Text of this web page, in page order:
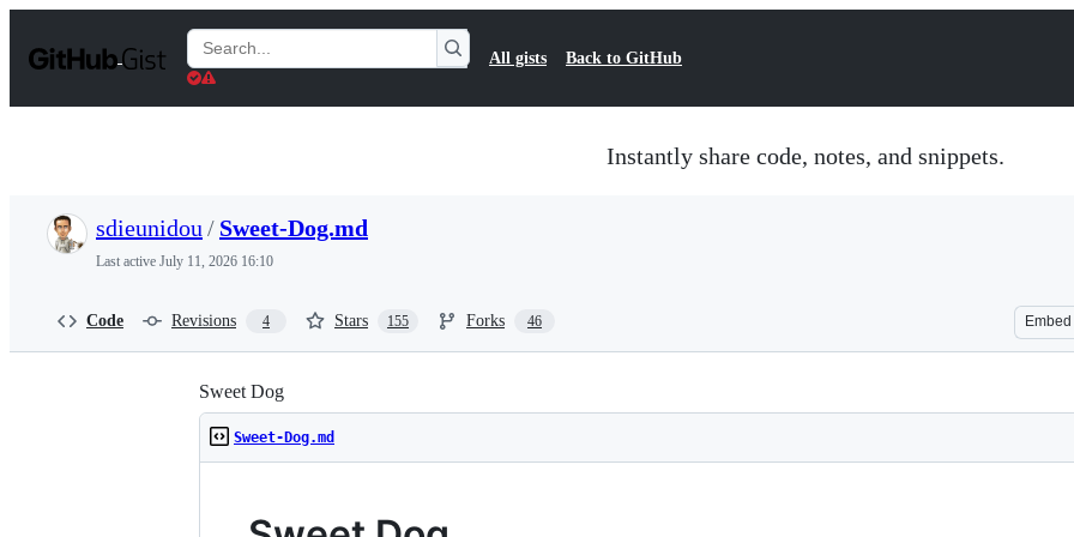
t
Search
Gists
All gists Back to GitHub
Instantly share code, notes, and snippets.
sdieunidou / Sweet-Dog.md
Last active July 11, 2026 16:10
Code Revisions 4 Stars 155 Forks 46 Embed
Sweet Dog
Sweet-Dog.md